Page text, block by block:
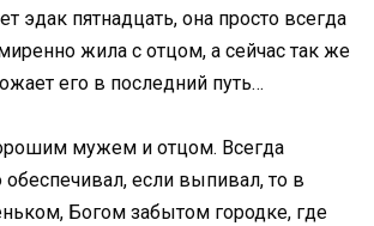
эдак пятнадцать, она просто всегда
жила с отцом, а сейчас так же
его в последний путь…
мужем и отцом. Всегда
если выпивал, то в
Богом забытом городке, где